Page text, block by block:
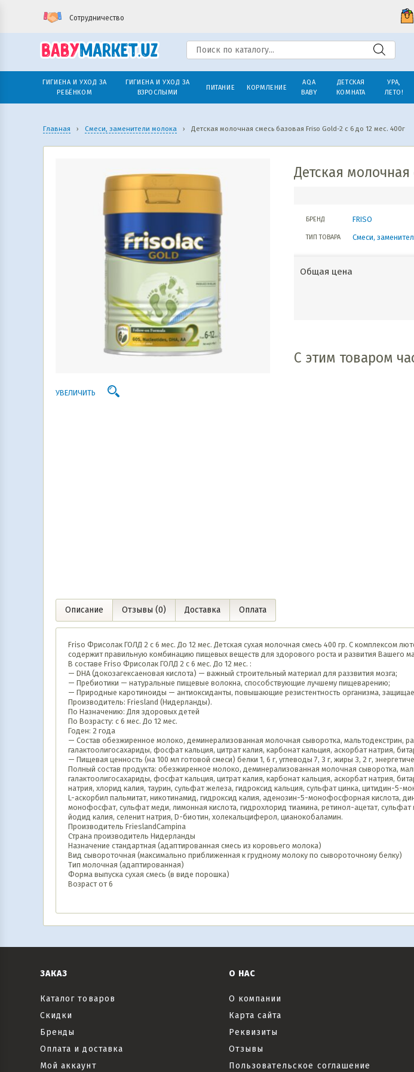
Сотрудничество
ГИГИЕНА И УХОД ЗА
РЕБЁНКОМ
ГИГИЕНА И УХОД ЗА
ВЗРОСЛЫМИ
ПИТАНИЕ КОРМЛЕНИЕ
AQA
BABY
ДЕТСКАЯ
КОМНАТА
УРА,
ЛЕТО!
Главная › Смеси, заменители молока › Детская молочная смесь базовая Friso Gold-2 с 6 до 12 мес. 400г
УВЕЛИЧИТЬ
Детская
БРЕНД FRISO
ТИП ТОВАРА Смеси,
Общая цена
С этим товаром
Описание Отзывы (0) Доставка Оплата
Friso Фрисолак ГОЛД 2 c 6 мес. До 12 мес. Детская сухая молочная смесь 400 гр. С комплексом
содержит правильную комбинацию пищевых веществ для здорового роста и развития Вашего
В составе Friso Фрисолак ГОЛД 2 c 6 мес. До 12 мес. :
— DHA (докозагексаеновая кислота) — важный строительный материал для раззвития мозга;
— Пребиотики — натуральные пищевые волокна, способствующие лучшему пищеварению;
— Природные каротиноиды — антиоксиданты, повышающие резистентность организма,
Производитель: Friesland (Нидерланды).
По Назначению: Для здоровых детей
По Возрасту: c 6 мес. До 12 мес.
Годен: 2 года
— Состав обезжиренное молоко, деминерализованная молочная сыворотка, мальтодекстрин,
галактоолигосахариды, фосфат кальция, цитрат калия, карбонат кальция, аскорбат натрия,
— Пищевая ценность (на 100 мл готовой смеси) белки 1, 6 г, углеводы 7, 3 г, жиры 3, 2 г,
Полный состав продукта: обезжиренное молоко, деминерализованная молочная сыворотка,
галактоолигосахариды, фосфат кальция, цитрат калия, карбонат кальция, аскорбат натрия,
натрия, хлорид калия, таурин, сульфат железа, гидроксид кальция, сульфат цинка,
L-аскорбил пальмитат, никотинамид, гидроксид калия, аденозин-5-монофосфорная кислота,
монофосфат, сульфат меди, лимонная кислота, гидрохлорид тиамина, ретинол-ацетат,
йодид калия, селенит натрия, D-биотин, холекальциферол, цианокобаламин.
Производитель FrieslandCampina
Страна производитель Нидерланды
Назначение стандартная (адаптированная смесь из коровьего молока)
Вид сывороточная (максимально приближенная к грудному молоку по сывороточному белку)
Тип молочная (адаптированная)
Форма выпуска сухая смесь (в виде порошка)
Возраст от 6
ЗАКАЗ
Каталог товаров
Скидки
Бренды
Оплата и доставка
Мой аккаунт
О НАС
О компании
Карта сайта
Реквизиты
Отзывы
Пользовательское соглашение